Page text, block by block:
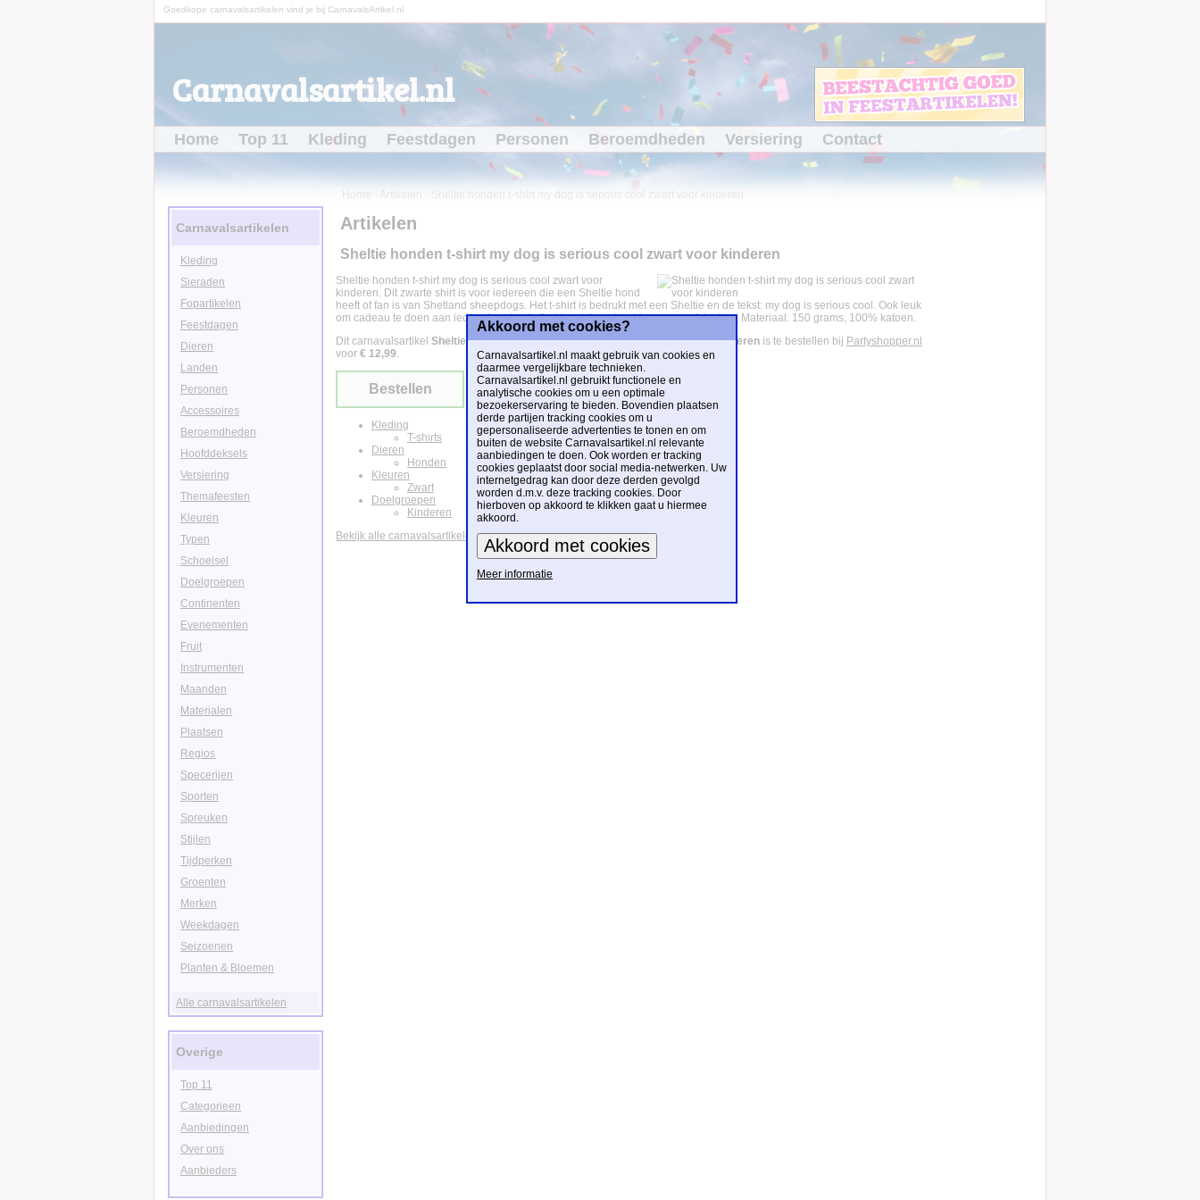
Goedkope carnavalsartikelen vind je bij CarnavalsArtikel.nl
Carnavalsartikel.nl
Home Top 11 Kleding Feestdagen Personen Beroemdheden Versiering Contact
Home Artikelen Sheltie honden t-shirt my dog is serious cool zwart voor kinderen
Artikelen
Sheltie honden t-shirt my dog is serious cool zwart voor kinderen
Sheltie honden t-shirt my dog is serious cool zwart voor
kinderen. Dit zwarte shirt is voor iedereen die een Sheltie hond
heeft of fan is van Shetland sheepdogs. Het t-shirt is bedrukt met een Sheltie en de tekst: my dog is serious cool. Ook leuk
om cadeau te doen aan iedere honden liefhebber, bijvoorbeeld uw zoon of dochter. Materiaal: 150 grams, 100% katoen.
Dit carnavalsartikel Sheltie honden t-shirt my dog is serious cool zwart voor kinderen is te bestellen bij Partyshopper.nl
voor € 12,99.
Bestellen
Kleding
T-shirts
Dieren
Honden
Kleuren
Zwart
Doelgroepen
Kinderen
Bekijk alle carnavalsartikelen
Carnavalsartikelen
Kleding
Sieraden
Fopartikelen
Feestdagen
Dieren
Landen
Personen
Accessoires
Beroemdheden
Hoofddeksels
Versiering
Themafeesten
Kleuren
Typen
Schoeisel
Doelgroepen
Continenten
Evenementen
Fruit
Instrumenten
Maanden
Materialen
Plaatsen
Regios
Specerijen
Sporten
Spreuken
Stijlen
Tijdperken
Groenten
Merken
Weekdagen
Seizoenen
Planten & Bloemen
Alle carnavalsartikelen
Overige
Top 11
Categorieen
Aanbiedingen
Over ons
Aanbieders
Akkoord met cookies?
Carnavalsartikel.nl maakt gebruik van cookies en
daarmee vergelijkbare technieken.
Carnavalsartikel.nl gebruikt functionele en
analytische cookies om u een optimale
bezoekerservaring te bieden. Bovendien plaatsen
derde partijen tracking cookies om u
gepersonaliseerde advertenties te tonen en om
buiten de website Carnavalsartikel.nl relevante
aanbiedingen te doen. Ook worden er tracking
cookies geplaatst door social media-netwerken. Uw
internetgedrag kan door deze derden gevolgd
worden d.m.v. deze tracking cookies. Door
hierboven op akkoord te klikken gaat u hiermee
akkoord.
Meer informatie